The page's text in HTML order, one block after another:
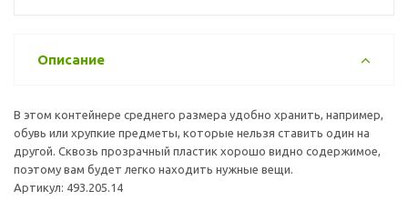
Описание
В этом контейнере среднего размера удобно хранить, например,
обувь или хрупкие предметы, которые нельзя ставить один на
другой. Сквозь прозрачный пластик хорошо видно содержимое,
поэтому вам будет легко находить нужные вещи.
Артикул: 493.205.14